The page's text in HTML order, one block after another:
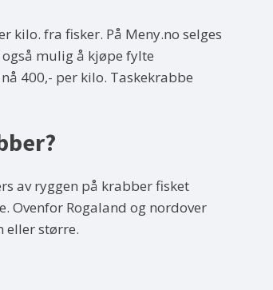
kilo. fra fisker. På Meny.no selges
mulig å kjøpe fylte
400,- per kilo. Taskekrabbe
av ryggen på krabber fisket
Ovenfor Rogaland og nordover
eller større.